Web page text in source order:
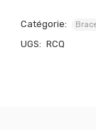
Catégorie:
UGS: RCQ